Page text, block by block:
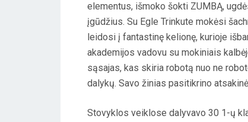
elementus, išmoko šokti ZUMBĄ,
įgūdžius. Su Egle Trinkute mokėsi
leidosi į fantastinę kelionę, kurioje
akademijos vadovu su mokiniais
sąsajas, kas skiria robotą nuo ne
dalykų. Savo žinias pasitikrino
Stovyklos veiklose dalyvavo 30 1-ų